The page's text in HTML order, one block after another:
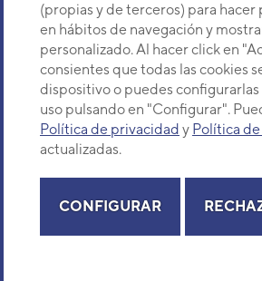
(propias y de terceros) para hacer
en hábitos de navegación y
personalizado. Al hacer click en
consientes que todas las cookies
dispositivo o puedes configurarlas
uso pulsando en "Configurar".
Política de privacidad y Política
actualizadas.
CONFIGURAR
¿Buscas un servicio técnico?
Selecciona provincia